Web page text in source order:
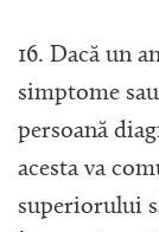
16. Dacă un
simptome
persoană
acesta va
superiorului